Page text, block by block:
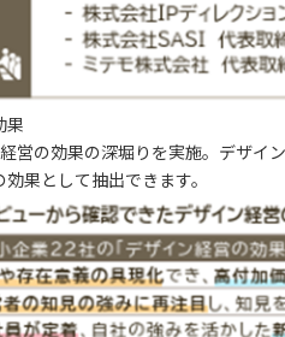
果
営の効果の深堀りを実施。デザイ
果として抽出できます。